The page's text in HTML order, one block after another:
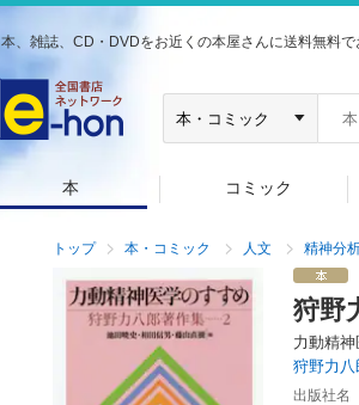
本、雑誌、CD・DVDをお近くの本屋さんに送料無料で
本 コミック
トップ 本・コミック 人文 精神分
狩野
力動精
狩野力
出版社名